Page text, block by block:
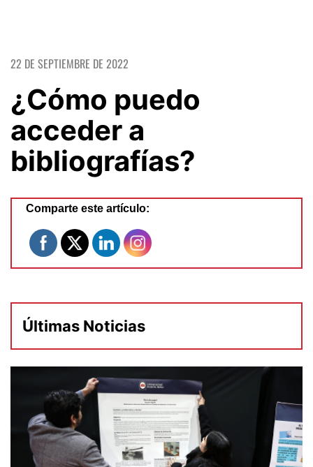
22 DE SEPTIEMBRE DE 2022
¿Cómo puedo
acceder a
bibliografías?
Comparte este artículo:
Últimas Noticias